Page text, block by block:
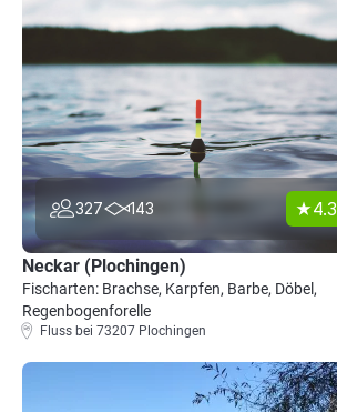
327 143 4.3
Neckar (Plochingen)
Fischarten: Brachse, Karpfen, Barbe, Döbel,
Regenbogenforelle
Fluss bei 73207 Plochingen